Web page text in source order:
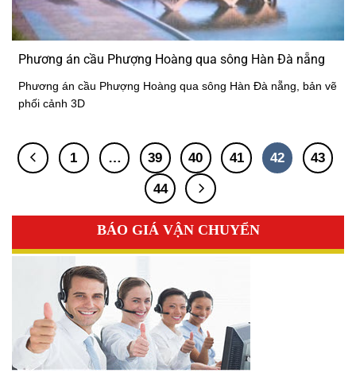
Phương án cầu Phượng Hoàng qua sông Hàn Đà nẵng
Phương án cầu Phượng Hoàng qua sông Hàn Đà nẵng, bản vẽ
phối cảnh 3D
1 … 39 40 41 42
43
44
BÁO GIÁ VẬN CHUYỂN